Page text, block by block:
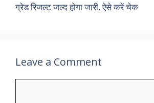
ग्रेड रिजल्ट जल्द होगा जारी, ऐसे करें चेक
Leave a Comment